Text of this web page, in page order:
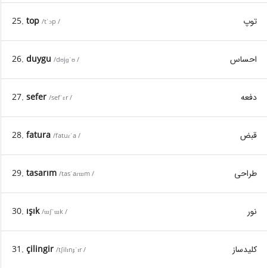
25. top /tˈɔp / توپ
26. duygu /dʊjɡˈʊ / احساس
27. sefer /sefˈɛr / دفعه
28. fatura /fatuɾˈa / قبض
29. tasarım /tasˈaɾɯm / طراحی
30. ışık /ɯʃˈɯk / نور
31. çilingir /tʃilɪnɟˈɪr / کلیدساز